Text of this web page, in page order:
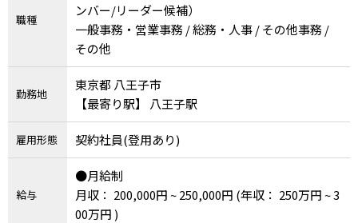
職種
ンバー/リーダー候補）
一般事務・営業事務 / 総務・人事 / その他事務 /
その他
勤務地
東京都 八王子市
【最寄り駅】 八王子駅
雇用形態 契約社員(登用あり)
給与
●月給制
月収： 200,000円 ~ 250,000円 (年収： 250万円 ~ 3
00万円 )